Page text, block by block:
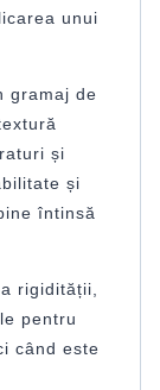
unui
gramaj de
și
și
întinsă
rigidității,
pentru
când este